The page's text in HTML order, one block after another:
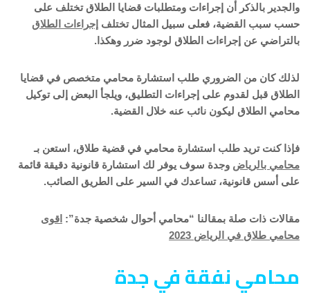
والجدير بالذكر أن إجراءات ومتطلبات قضايا الطلاق تختلف على
حسب سبب القضية، فعلى سبيل المثال تختلف إجراءات الطلاق
بالتراضي عن إجراءات الطلاق لوجود ضرر وهكذا.
لذلك كان من الضروري طلب استشارة محامي متخصص في قضايا
الطلاق قبل لقدوم على إجراءات التطليق، ويلجأ البعض إلى توكيل
محامي الطلاق ليكون نائب عنه خلال القضية.
فإذا كنت تريد طلب استشارة محامي في قضية طلاق، استعن بـ
محامي بالرياض وجدة سوف يوفر لك استشارة قانونية دقيقة قائمة
على أسس قانونية، تساعدك في السير على الطريق الصائب.
مقالات ذات صلة بمقالنا “محامي أحوال شخصية جدة”: اقوى
محامي طلاق في الرياض 2023
محامي نفقة في جدة